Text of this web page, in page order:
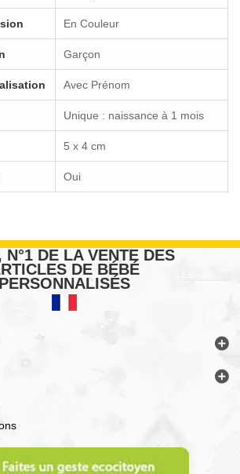
En Couleur
Garçon
Avec Prénom
Unique : naissance à 1 mois
5 x 4 cm
Oui
N°1 DE LA VENTE DES
DE BÉBÉ
PERSONNALISÉS